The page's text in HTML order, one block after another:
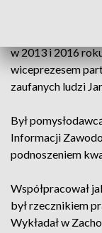
w 2013 i 2016
wiceprezesem
zaufanych ludzi
Był
Informacji
podnoszeniem
Współpracował
był rzecznikiem
Wykładał w